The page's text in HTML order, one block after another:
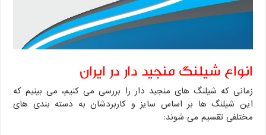
انواع شیلنگ منجید دار در ایران
زمانی که شیلنگ های منجید دار را بررسی می کنیم، می بینیم که
این شیلنگ ها بر اساس سایز و کاربردشان به دسته بندی های
مختلفی تقسیم می شوند: